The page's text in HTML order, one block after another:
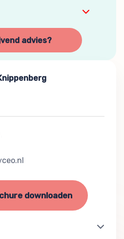
advies?
downloaden